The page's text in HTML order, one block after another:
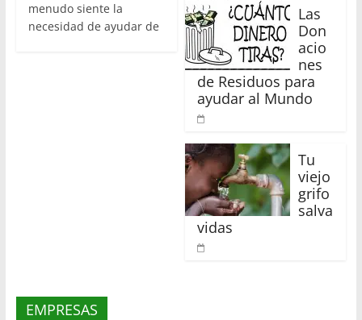
menudo siente la
necesidad de ayudar de
Las
Don
acio
nes
de Residuos para
ayudar al Mundo
Tu
viejo
grifo
salva
vidas
EMPRESAS